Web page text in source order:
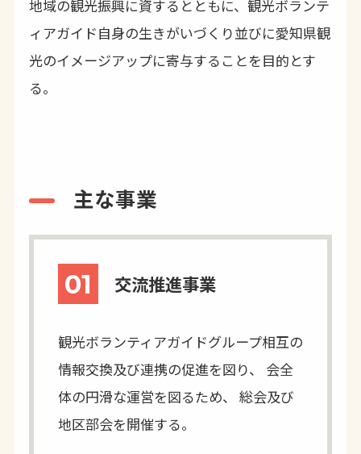
地域の観光振興に資するとともに、観光ボランテ
ィアガイド自身の生きがいづくり並びに愛知県観
光のイメージアップに寄与することを目的とす
る。
主な事業
01 交流推進事業
観光ボランティアガイドグループ相互の
情報交換及び連携の促進を図り、 会全
体の円滑な運営を図るため、 総会及び
地区部会を開催する。